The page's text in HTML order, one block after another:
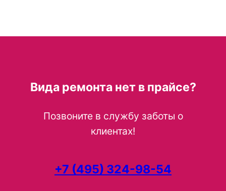
Вида ремонта нет в прайсе?
Позвоните в службу заботы о
клиентах!
+7 (495) 324-98-54